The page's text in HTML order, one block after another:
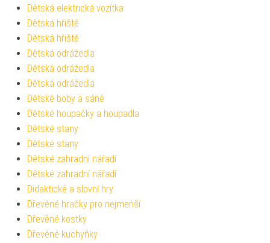
Dětská elektrická vozítka
Dětská hřiště
Dětská hřiště
Dětská odrážedla
Dětská odrážedla
Dětská odrážedla
Dětské boby a sáně
Dětské houpačky a houpadla
Dětské stany
Dětské stany
Dětské zahradní nářadí
Dětské zahradní nářadí
Didaktické a slovní hry
Dřevěné hračky pro nejmenší
Dřevěné kostky
Dřevěné kuchyňky